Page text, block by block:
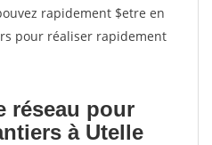
rapidement $etre en
pour réaliser rapidement
réseau pour
à Utelle